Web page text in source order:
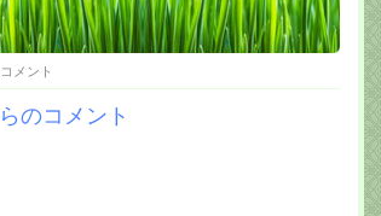
メント
のコメント